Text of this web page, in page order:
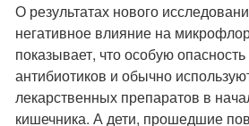
О результатах нового
негативное влияние на
показывает, что особую
антибиотиков и обычно
лекарственных препаратов в
кишечника. А дети, прошедшие